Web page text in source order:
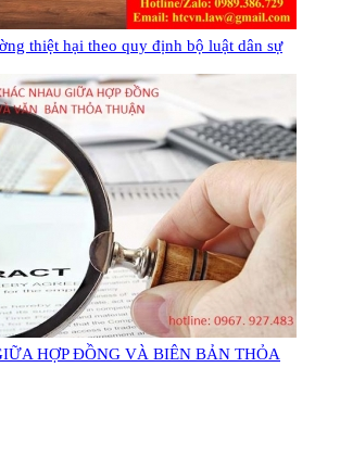
thiệt hại theo quy định bộ luật dân sự
HỢP ĐỒNG VÀ BIÊN BẢN THỎA